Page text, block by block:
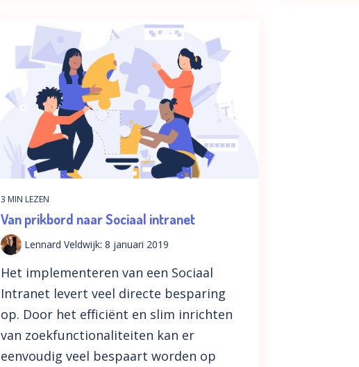
3 MIN LEZEN
Van prikbord naar Sociaal intranet
Lennard Veldwijk:8 januari 2019
Het implementeren van een Sociaal
Intranet levert veel directe besparing
op. Door het efficiënt en slim inrichten
van zoekfunctionaliteiten kan er
eenvoudig veel bespaart worden op